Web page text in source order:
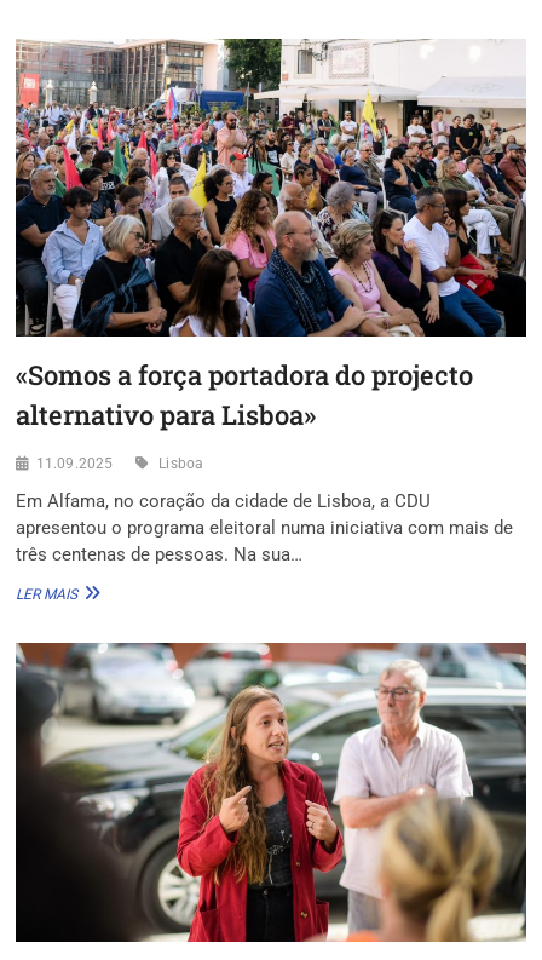
EM
SANTA
MARIA
MAIOR
«Somos a força portadora do projecto
alternativo para Lisboa»
11.09.2025 Lisboa
Em Alfama, no coração da cidade de Lisboa, a CDU
apresentou o programa eleitoral numa iniciativa com mais de
três centenas de pessoas. Na sua…
LER MAIS«SOMOS
PORTADORA
DO
PROJECTO
ALTERNATIVO
PARA
LISBOA»